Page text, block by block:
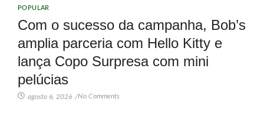
POPULAR
Com o sucesso da campanha, Bob’s
amplia parceria com Hello Kitty e
lança Copo Surpresa com mini
pelúcias
agosto 6, 2026 /No Comments